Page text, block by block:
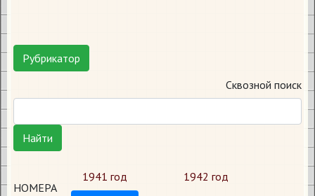
Рубрикатор
Сквозной поиск
Найти
НОМЕРА
1941 год
1942 год